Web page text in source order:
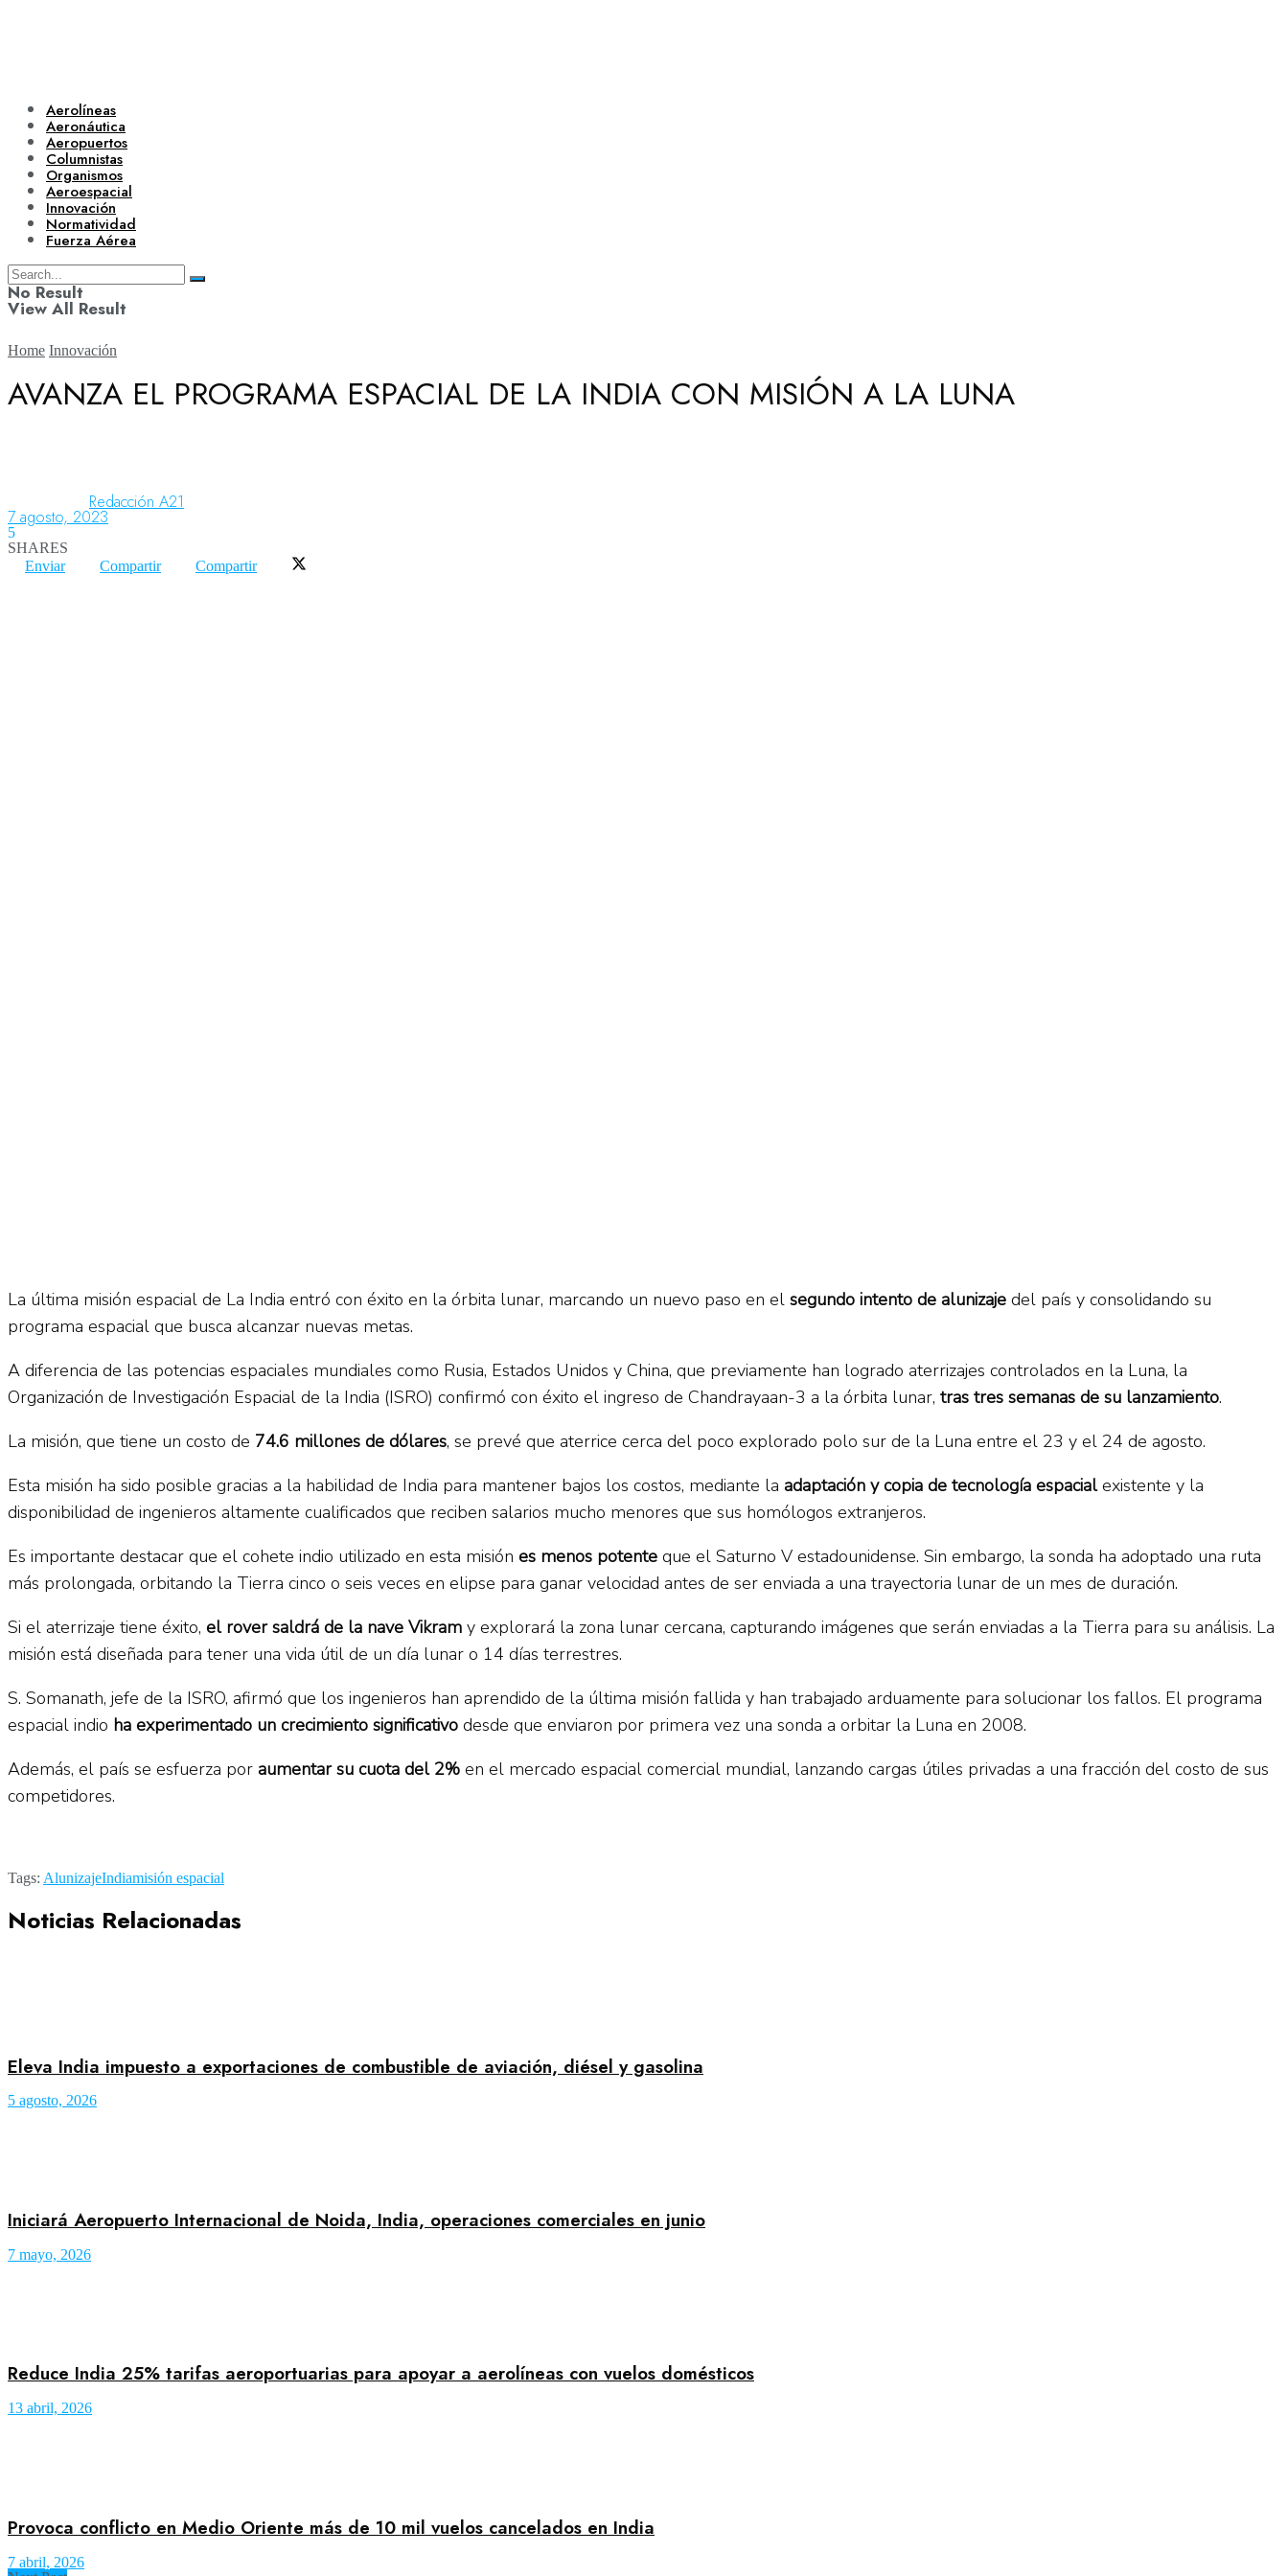
Aerolíneas
Aeronáutica
Aeropuertos
Columnistas
Organismos
Aeroespacial
Innovación
Normatividad
Fuerza Aérea
No Result
View All Result
Aeronáutica
Aeropuertos
Home Innovación
AVANZA EL PROGRAMA ESPACIAL DE LA INDIA CON MISIÓN A LA LUNA
Redacción A21
7 agosto, 2023
5
SHARES
Enviar
Compartir Compartir
La última misión espacial de La India entró con éxito en la órbita lunar, marcando un nuevo paso en el segundo intento de alunizaje del país y consolidando su
programa espacial que busca alcanzar nuevas metas.
A diferencia de las potencias espaciales mundiales como Rusia, Estados Unidos y China, que previamente han logrado aterrizajes controlados en la Luna, la
Organización de Investigación Espacial de la India (ISRO) confirmó con éxito el ingreso de Chandrayaan-3 a la órbita lunar, tras tres semanas de su lanzamiento.
La misión, que tiene un costo de 74.6 millones de dólares, se prevé que aterrice cerca del poco explorado polo sur de la Luna entre el 23 y el 24 de agosto.
Esta misión ha sido posible gracias a la habilidad de India para mantener bajos los costos, mediante la adaptación y copia de tecnología espacialexistente y la
disponibilidad de ingenieros altamente cualificados que reciben salarios mucho menores que sus homólogos extranjeros.
Es importante destacar que el cohete indio utilizado en esta misión es menos potente que el Saturno V estadounidense. Sin embargo, la sonda ha adoptado una ruta
más prolongada, orbitando la Tierra cinco o seis veces en elipse para ganar velocidad antes de ser enviada a una trayectoria lunar de un mes de duración.
Si el aterrizaje tiene éxito, el rover saldrá de la nave Vikram y explorará la zona lunar cercana, capturando imágenes que serán enviadas a la Tierra para su análisis. La
misión está diseñada para tener una vida útil de un día lunar o 14 días terrestres.
S. Somanath, jefe de la ISRO, afirmó que los ingenieros han aprendido de la última misión fallida y han trabajado arduamente para solucionar los fallos. El programa
espacial indio ha experimentado un crecimiento significativo desde que enviaron por primera vez una sonda a orbitar la Luna en 2008.
Además, el país se esfuerza por aumentar su cuota del 2% en el mercado espacial comercial mundial, lanzando cargas útiles privadas a una fracción del costo de sus
competidores.
Tags: AlunizajeIndiamisión espacial
Noticias Relacionadas
Eleva India impuesto a exportaciones de combustible de aviación, diésel y gasolina
5 agosto, 2026
Iniciará Aeropuerto Internacional de Noida, India, operaciones comerciales en junio
7 mayo, 2026
Reduce India 25% tarifas aeroportuarias para apoyar a aerolíneas con vuelos domésticos
13 abril, 2026
Provoca conflicto en Medio Oriente más de 10 mil vuelos cancelados en India
7 abril, 2026